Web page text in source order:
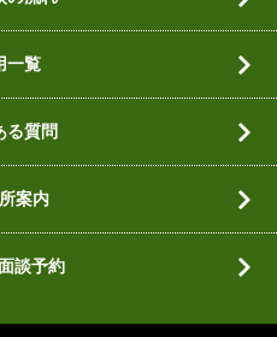
一覧
る質問
案内
談予約